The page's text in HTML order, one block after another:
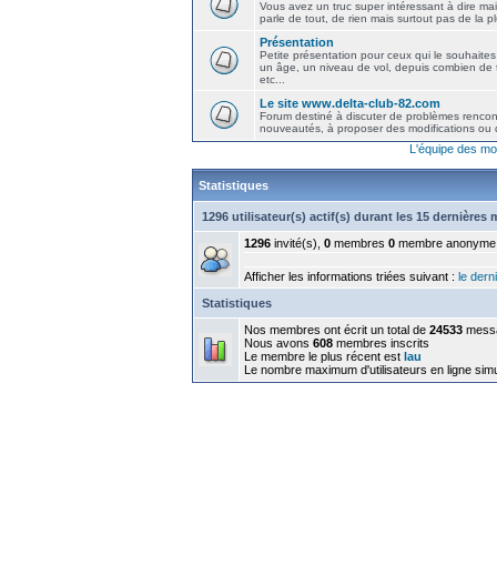
Vous avez un truc super intéressant à dire
parle de tout, de rien mais surtout pas de la
Présentation
Petite présentation pour ceux qui le
un âge, un niveau de vol, depuis combien de
etc...
Le site www.delta-club-82.com
Forum destiné à discuter de problèmes
nouveautés, à proposer des modifications ou
L'équipe des
Statistiques
1296 utilisateur(s) actif(s) durant les 15 dernières
1296 invité(s), 0 membres 0 membre anonyme
Afficher les informations triées suivant : le
Statistiques
Nos membres ont écrit un total de 24533
Nous avons 608 membres inscrits
Le membre le plus récent est lau
Le nombre maximum d'utilisateurs en ligne